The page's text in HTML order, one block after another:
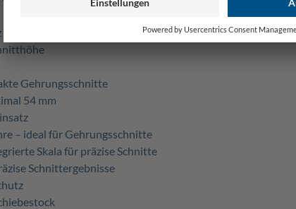
Gehrungsschnitte
54 mm
– ideal für Gehrungsschnitte
Skala für präzise Schnitte
Schnittergebnisse